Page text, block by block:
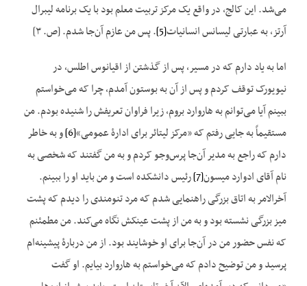
می‌شد. این کالج، در واقع یک مرکز تربیت معلم بود با یک برنامه لیبرال
آرتز، به عبارتی لیسانس انسانیات[5] . پس من عازم آن‌جا شدم. [ص. ۳]
اما به یاد دارم که در مسیر، پس از گذشتن از اقیانوس اطلس، در
نیویورک توقف کردم و پس از آن به بوستون آمدم، چرا که می‌خواستم
ببینم آیا می‌توانم به هاروارد بروم، زیرا فراوان تعریفش را شنیده بودم. من
مستقیماً به جایی رفتم که «مرکز لیتائر برای ادارهٔ عمومی»[6] و به خاطر
دارم که راجع به مدیر آن‌جا پرس‌وجو کردم و به من گفتند که شخصی به
نام آقای ادوارد میسون[7] رئیس دانشکده است و من باید او را ببینم.
آخرالامر به اتاق بزرگی راهنمایی شدم که مرد تنومندی را دیدم که پشت
میز بزرگی نشسته بود و به من از پشت عینکش نگاه می‌کند. من مطمئنم
که نفس حضور من در آن‌جا برای او خوشایند بود. از من دربارهٔ پیشینه‌ام
پرسید و من توضیح دادم که می‌خواستم به هاروارد بیایم. او گفت